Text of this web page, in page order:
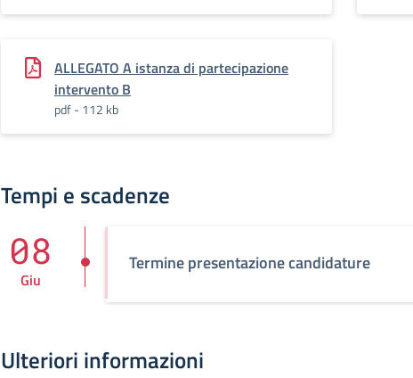
ALLEGATO A istanza di partecipazione
intervento B
pdf - 112 kb
Tempi e scadenze
Termine presentazione candidature
08
Giu
Ulteriori informazioni